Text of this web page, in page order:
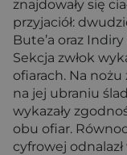
znajdowały się
przyjaciół:
Bute’a oraz
Sekcja zwłok
ofiarach. Na
na jej ubraniu
wykazały
obu ofiar.
cyfrowej